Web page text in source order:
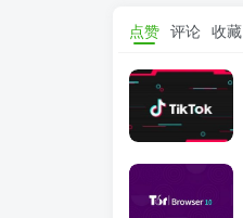
点赞 评论 收藏